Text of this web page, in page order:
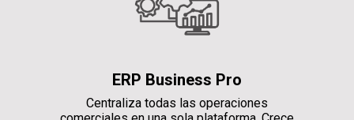
ERP Business Pro
Centraliza todas las operaciones